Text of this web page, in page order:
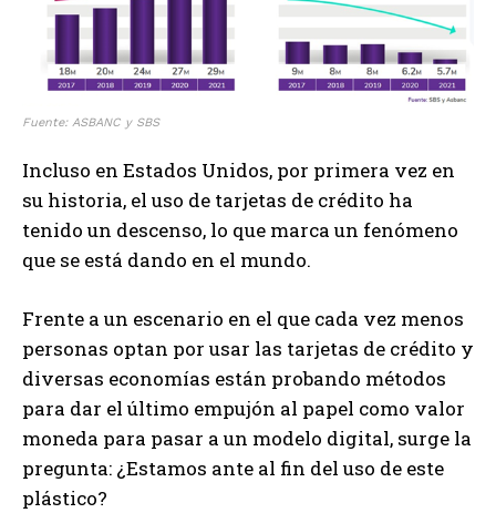
Fuente: ASBANC y SBS
Incluso en Estados Unidos, por primera vez en
su historia, el uso de tarjetas de crédito ha
tenido un descenso, lo que marca un fenómeno
que se está dando en el mundo.
Frente a un escenario en el que cada vez menos
personas optan por usar las tarjetas de crédito y
diversas economías están probando métodos
para dar el último empujón al papel como valor
moneda para pasar a un modelo digital, surge la
pregunta: ¿Estamos ante al fin del uso de este
plástico?